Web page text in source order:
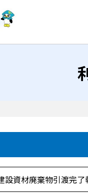
設資材廃棄物引渡完了